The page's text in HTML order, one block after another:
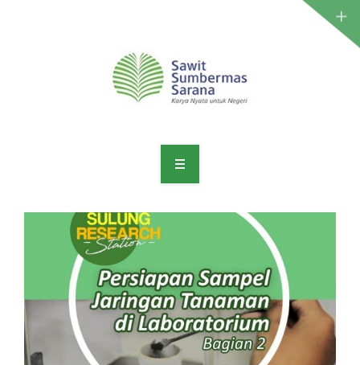
LAYANAN AGRONOMI
PENELITIAN
ARTIKEL